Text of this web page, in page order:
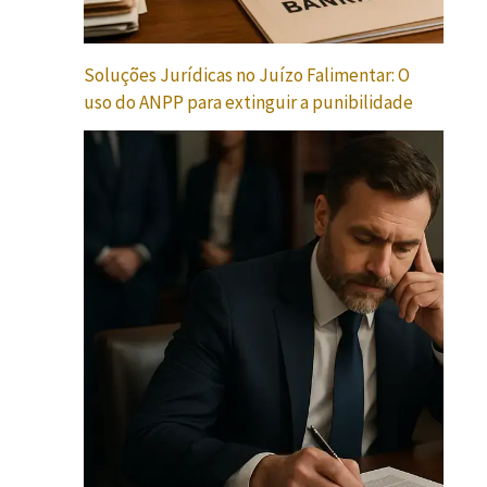
Soluções Jurídicas no Juízo Falimentar: O
uso do ANPP para extinguir a punibilidade